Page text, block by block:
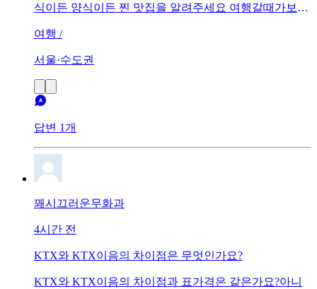
식이든 양식이든 찐 맛집을 알려주세요 여행갈때가보려
여행 /
서울·수도권
답변 1개
꽤시끄러운무화과
4시간 전
KTX와 KTX이음의 차이점은 무엇인가요?
KTX와 KTX이음의 차이점과 표가격은 같은가요?아니